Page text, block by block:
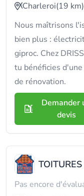
Charleroi(19 km)
Nous maîtrisons
bien plus :
giproc. Chez
tu bénéficies
de rénovation.
Demander
devis
Pas encore